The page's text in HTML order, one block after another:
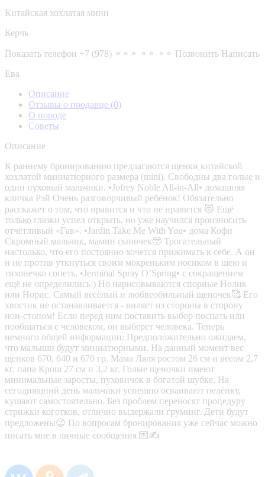
Китайская хохлатая мини
Керчь
Показать телефон +7 (978) ⚬⚬⚬ ⚬⚬ ⚬⚬ Позвонить Написать
Ева
Описание
Отзывы о продавце (0)
О породе
Советы
Описание
К раннему бронированию предлагаются щенки китайской
хохлатой миниатюрного размера (mini). Свободны два голые и
один пуховый мальчики. •Jofrey Noble All-in-All• домашняя
кличка Рэй Очень разговорчивый ребёнок! Обязательно
расскажет о том, что нравится и что не нравится 😻 Ещё
только глазки успел открыть, но уже научился произносить
отчётливый «Гав». •Jardin Take Me With You• дома Кофи
Скромный мальчик, мамин сыночек🥹 Трогательный
настолько, что его постоянно хочется прижимать к себе. А он
и не против уткнуться своим мокреньким носиком в шею и
тихонечко сопеть. •Jerminal Spray O’Spring• с сокращением
ещё не определились:) Но нарисовываются спорные Нолик
или Норис. Самый весёлый и любвеобильный щеночек🥰 Его
хвостик не останавливается - виляет из стороны в сторону
нон-стопом! Если перед ним поставить выбор поспать или
пообщаться с человеком, он выберет человека. Теперь
немного общей информации: Предположительно ожидаем,
что малыши будут миниатюрными. На данный момент вес
щенков 670, 640 и 670 гр. Мама Ляля ростом 26 см и весом 2,7
кг, папа Крош 27 см и 3,2 кг. Голые щеночки имеют
минимальные заросты, пуховичок в богатой шубке. На
сегодняшний день мальчики успешно осваивают пелёнку,
кушают самостоятельно. Без проблем переносят процедуру
стрижки коготков, отлично выдержали груминг. Дети будут
предложены😉 По вопросам бронирования уже сейчас можно
писать мне в личные сообщения 💌✍️